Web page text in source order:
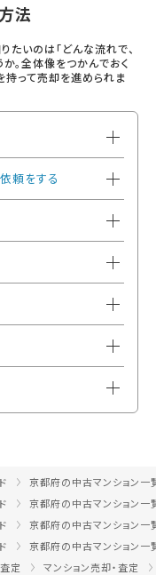
法
たいのは「どんな流れで、
。全体像をつかんでおく
持って売却を進められま
頼をする
京都府の中古マンション一
京都府の中古マンション一
京都府の中古マンション一
京都府の中古マンション一
定
マンション売却・査定